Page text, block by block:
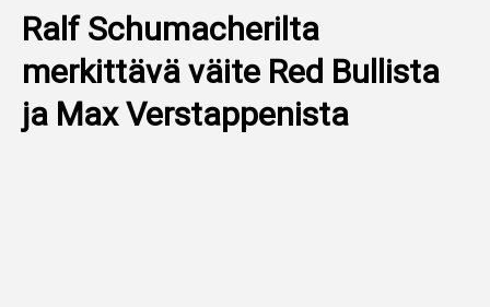
RALLI
KALLE ROVANPERÄ
VALTTERI BOTTAS
Ralf Schumacherilta
merkittävä väite Red Bullista
ja Max Verstappenista